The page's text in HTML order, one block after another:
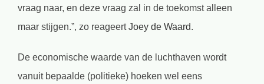
vraag naar, en deze vraag zal in de toekomst alleen
maar stijgen.”, zo reageertJoey de Waard.
De economische waarde van de luchthaven wordt
vanuit bepaalde (politieke) hoeken wel eens